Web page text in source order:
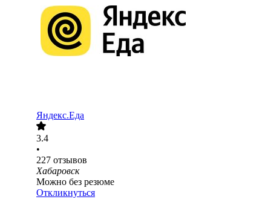
Яндекс.Еда
3.4
•
227 отзывов
Хабаровск
Можно без резюме
Откликнуться